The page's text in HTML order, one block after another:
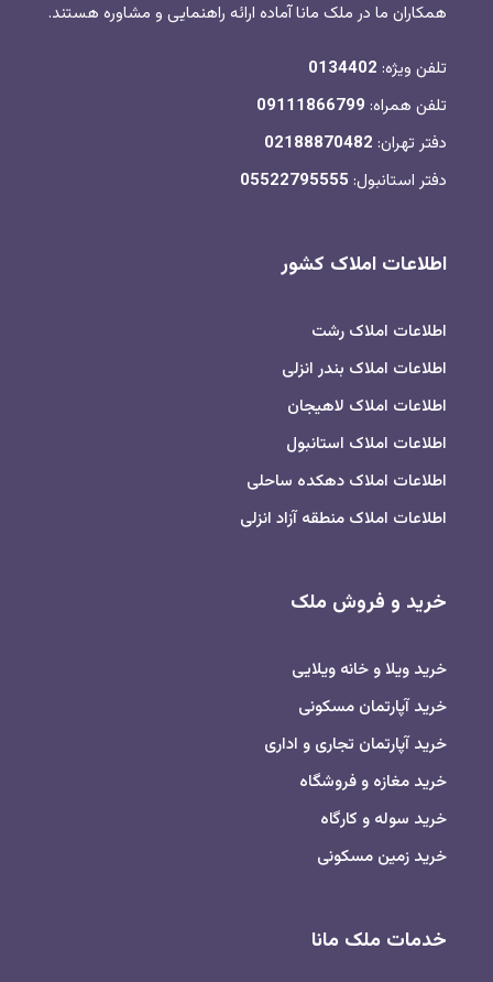
همکاران ما در ملک مانا آماده ارائه راهنمایی و مشاوره هستند.
تلفن ویژه: 0134402
تلفن همراه: 09111866799
دفتر تهران: 02188870482
دفتر استانبول: 05522795555
اطلاعات املاک کشور
اطلاعات املاک رشت
اطلاعات املاک بندر انزلی
اطلاعات املاک لاهیجان
اطلاعات املاک استانبول
اطلاعات املاک دهکده ساحلی
اطلاعات املاک منطقه آزاد انزلی
خرید و فروش ملک
خرید ویلا و خانه ویلایی
خرید آپارتمان مسکونی
خرید آپارتمان تجاری و اداری
خرید مغازه و فروشگاه
خرید سوله و کارگاه
خرید زمین مسکونی
خدمات ملک مانا